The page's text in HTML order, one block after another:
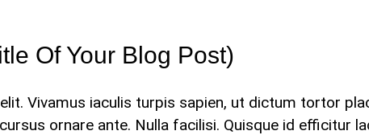
Of Your Blog Post)
Vivamus iaculis turpis sapien, ut dictum tortor
ornare ante. Nulla facilisi. Quisque id efficitur